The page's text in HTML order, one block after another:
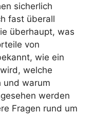
sicherlich
fast überall
überhaupt, was
von
wie ein
welche
und warum
werden
Fragen rund um